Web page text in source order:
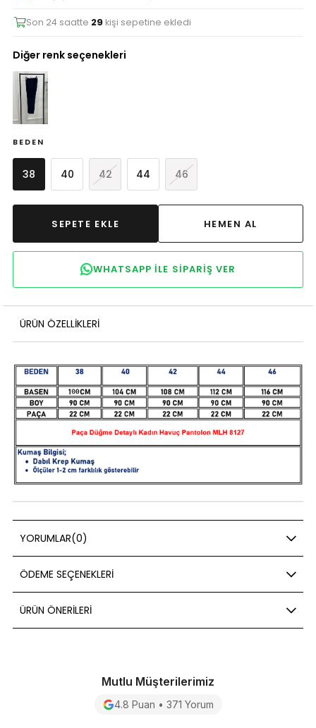
Son 24 saatte 29 kişi sepetine ekledi
Diğer renk seçenekleri
BEDEN
38 40 42 44 46
WHATSAPP ILE SIPARIŞ VER
ÜRÜN ÖZELLIKLERI
YORUMLAR(0)
ÖDEME SEÇENEKLERI
ÜRÜN ÖNERILERI
Mutlu Müşterilerimiz
4.8 Puan • 371 Yorum